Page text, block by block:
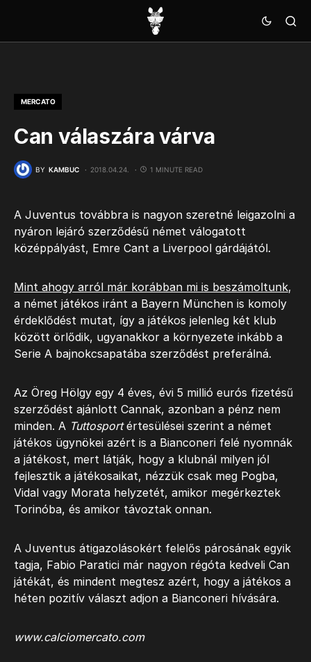
MERCATO
Can válaszára várva
BY KAMBUC 2018.04.24. 1 MINUTE READ
A Juventus továbbra is nagyon szeretné leigazolni a
nyáron lejáró szerződésű német válogatott
középpályást, Emre Cant a Liverpool gárdájától.
Mint ahogy arról már korábban mi is beszámoltunk,
a német játékos iránt a Bayern München is komoly
érdeklődést mutat, így a játékos jelenleg két klub
között örlődik, ugyanakkor a környezete inkább a
Serie A bajnokcsapatába szerződést preferálná.
Az Öreg Hölgy egy 4 éves, évi 5 millió eurós fizetésű
szerződést ajánlott Cannak, azonban a pénz nem
minden. A Tuttosportértesülései szerint a német
játékos ügynökei azért is a Bianconeri felé nyomnák
a játékost, mert látják, hogy a klubnál milyen jól
fejlesztik a játékosaikat, nézzük csak meg Pogba,
Vidal vagy Morata helyzetét, amikor megérkeztek
Torinóba, és amikor távoztak onnan.
A Juventus átigazolásokért felelős párosának egyik
tagja, Fabio Paratici már nagyon régóta kedveli Can
játékát, és mindent megtesz azért, hogy a játékos a
héten pozitív választ adjon a Bianconeri hívására.
www.calciomercato.com